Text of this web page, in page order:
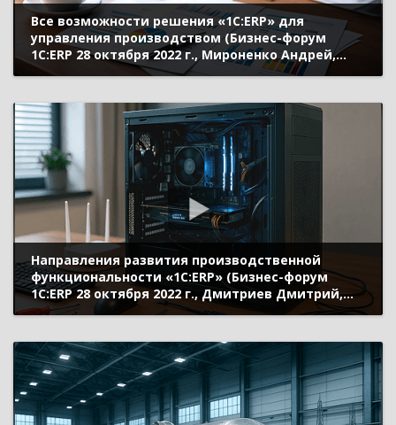
Все возможности решения «1С:ERP» для
управления производством (Бизнес-форум
1С:ERP 28 октября 2022 г., Мироненко Андрей,
«1С»)
Направления развития производственной
функциональности «1С:ERP» (Бизнес-форум
1С:ERP 28 октября 2022 г., Дмитриев Дмитрий,
«1С»)